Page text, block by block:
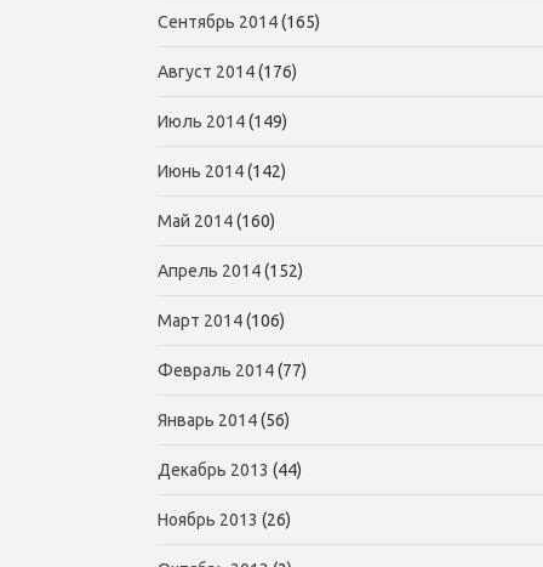
Сентябрь 2014(165)
Август 2014(176)
Июль 2014(149)
Июнь 2014(142)
Май 2014(160)
Апрель 2014(152)
Март 2014(106)
Февраль 2014(77)
Январь 2014(56)
Декабрь 2013 (44)
Ноябрь 2013 (26)